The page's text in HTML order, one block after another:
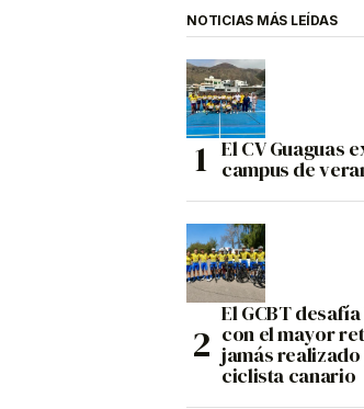
NOTICIAS MÁS LEÍDAS
El CV Guaguas
campus de
El GCBT
con el mayor
jamás
ciclista canario